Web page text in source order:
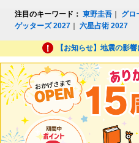
注目のキーワード： 東野圭吾 グロ
ゲッターズ 2027 ｜六星占術 2027
【お知らせ】地震の影